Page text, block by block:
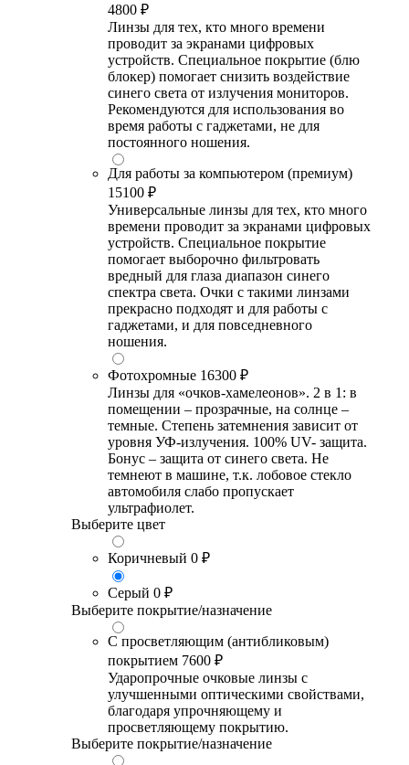
4800 ₽
Линзы для тех, кто много времени
проводит за экранами цифровых
устройств. Специальное покрытие (блю
блокер) помогает снизить воздействие
синего света от излучения мониторов.
Рекомендуются для использования во
время работы с гаджетами, не для
постоянного ношения.
Для работы за компьютером (премиум)
15100 ₽
Универсальные линзы для тех, кто много
времени проводит за экранами цифровых
устройств. Специальное покрытие
помогает выборочно фильтровать
вредный для глаза диапазон синего
спектра света. Очки с такими линзами
прекрасно подходят и для работы с
гаджетами, и для повседневного
ношения.
Фотохромные 16300 ₽
Линзы для «очков-хамелеонов». 2 в 1: в
помещении – прозрачные, на солнце –
темные. Степень затемнения зависит от
уровня УФ-излучения. 100% UV- защита.
Бонус – защита от синего света. Не
темнеют в машине, т.к. лобовое стекло
автомобиля слабо пропускает
ультрафиолет.
Выберите цвет
Коричневый 0 ₽
Серый 0 ₽
Выберите покрытие/назначение
С просветляющим (антибликовым)
покрытием 7600 ₽
Ударопрочные очковые линзы с
улучшенными оптическими свойствами,
благодаря упрочняющему и
просветляющему покрытию.
Выберите покрытие/назначение